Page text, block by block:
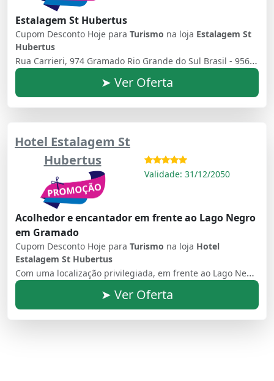
Estalagem St Hubertus
Cupom Desconto Hoje para Turismo na loja Estalagem St
Hubertus
Rua Carrieri, 974 Gramado Rio Grande do Sul Brasil - 95670000
➤ Ver Oferta
Hotel Estalagem St
Hubertus
Validade: 31/12/2050
Acolhedor e encantador em frente ao Lago Negro
em Gramado
Cupom Desconto Hoje para Turismo na loja Hotel
Estalagem St Hubertus
Com uma localização privilegiada, em frente ao Lago Negro, destaca - se por sua atmosfera romântica e aconchegante. Um verdadeiro refúgio em meio a natureza
➤ Ver Oferta